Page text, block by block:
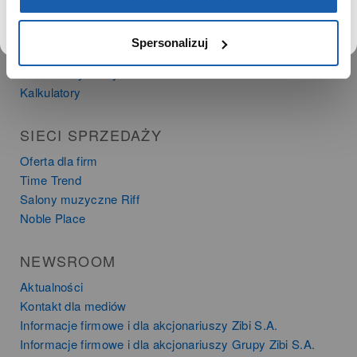
Spersonalizuj
PRODUKTY
Kalkulatory
SIECI SPRZEDAŻY
Oferta dla firm
Time Trend
Salony muzyczne Riff
Noble Place
NEWSROOM
Aktualności
Kontakt dla mediów
Informacje firmowe i dla akcjonariuszy Zibi S.A.
Informacje firmowe i dla akcjonariuszy Grupy Zibi S.A.